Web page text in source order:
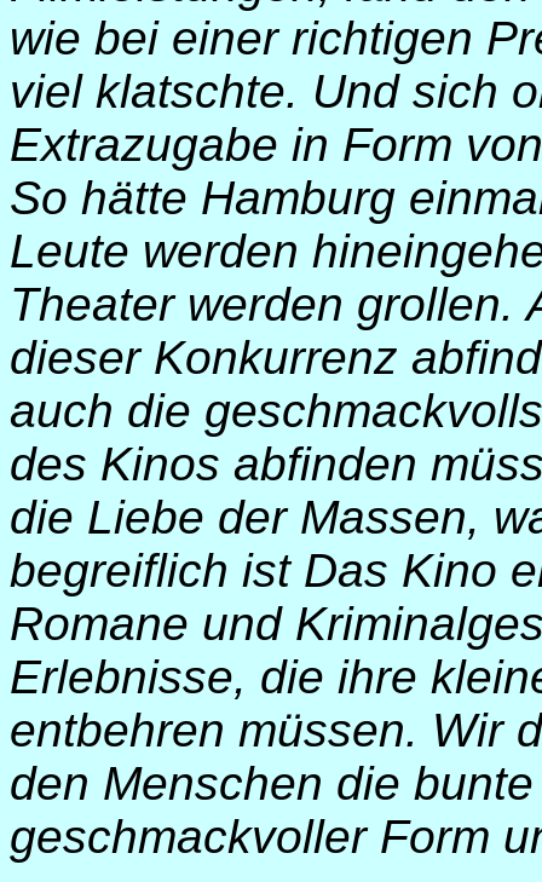
wie bei einer richtigen
viel klatschte. Und sich
Extrazugabe in Form
So hätte Hamburg
Leute werden
Theater werden grollen.
dieser Konkurrenz
auch die
des Kinos abfinden
die Liebe der Massen,
begreiflich ist Das Kino
Romane und
Erlebnisse, die ihre
entbehren müssen. Wir
den Menschen die
geschmackvoller Form